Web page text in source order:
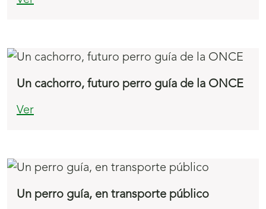
Un cachorro, futuro perro guía de la ONCE
Ver
Un perro guía, en transporte público